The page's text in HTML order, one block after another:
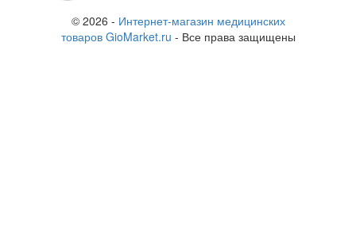
© 2026 - Интернет-магазин медицинских
товаров GioMarket.ru - Все права защищены